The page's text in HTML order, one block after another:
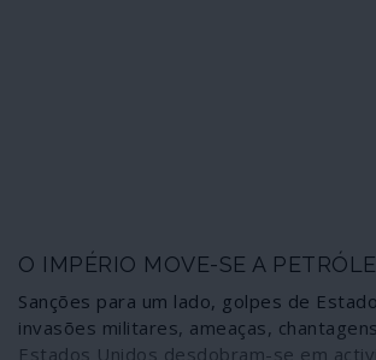
O IMPÉRIO MOVE-SE A
Sanções para um lado, golpes de
invasões militares, ameaças,
Estados Unidos desdobram-se em